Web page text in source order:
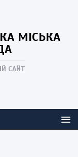
МІСЬКА
САЙТ